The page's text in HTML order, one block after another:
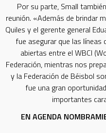
Por su parte, Small
reunión. «Además de brindar
Quiles y el gerente general
fue asegurar que las líneas
abiertas entre el WBCI
Federación, mientras nos
y la Federación de Béisbol
fue una gran
importantes
EN AGENDA